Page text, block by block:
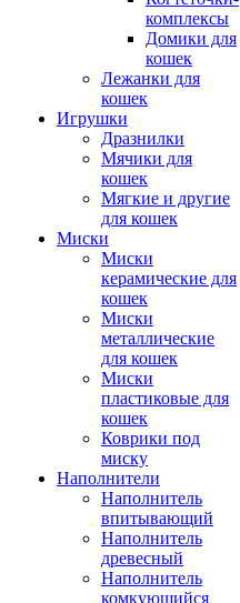
комплексы
Домики для
кошек
Лежанки для
кошек
Игрушки
Дразнилки
Мячики для
кошек
Мягкие и другие
для кошек
Миски
Миски
керамические для
кошек
Миски
металлические
для кошек
Миски
пластиковые для
кошек
Коврики под
миску
Наполнители
Наполнитель
впитывающий
Наполнитель
древесный
Наполнитель
комкующийся